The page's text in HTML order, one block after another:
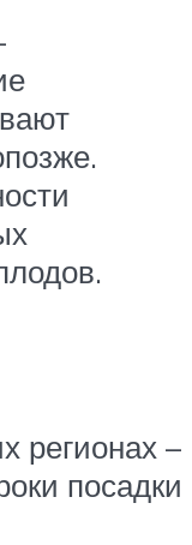
регионах –
посадки